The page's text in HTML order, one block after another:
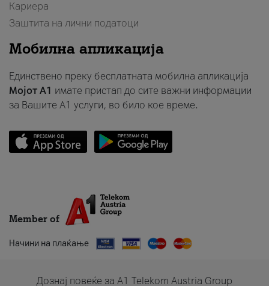
Кариера
Заштита на лични податоци
Мобилна апликација
Единствено преку бесплатната мобилна апликација
Мојот A1 имате пристап до сите важни информации
за Вашите A1 услуги, во било кое време.
Member of
Начини на плаќање
Дознај повеќе за A1 Telekom Austria Group